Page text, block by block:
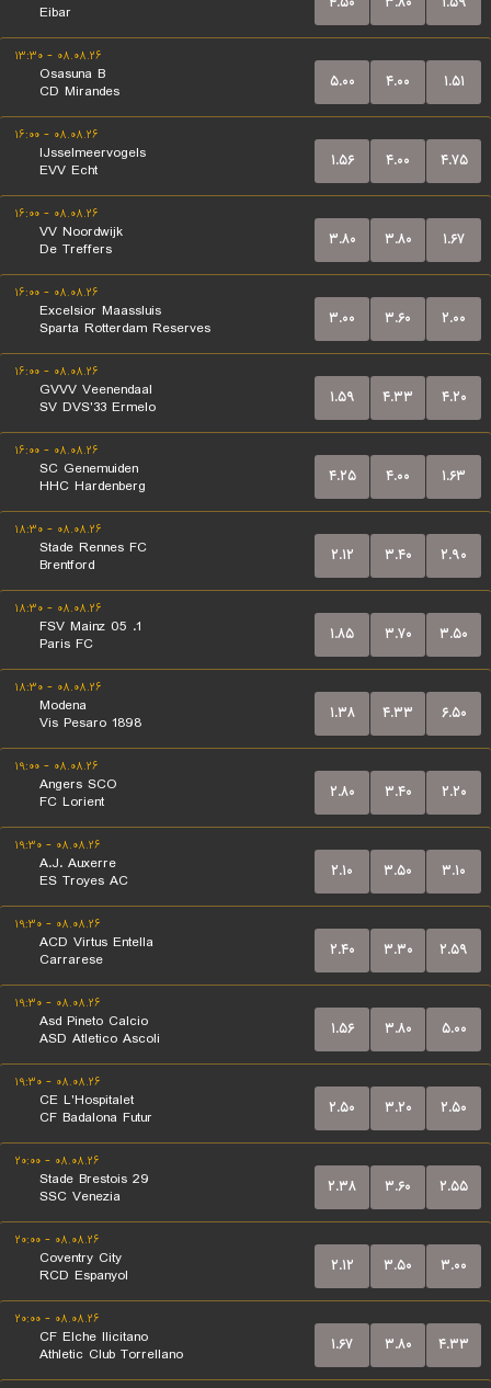
Eibar
۰۸.۰۸.۲۶ - ۱۳:۳۰
Osasuna B
CD Mirandes
۵.۰۰ ۴.۰۰ ۱.۵۱
۰۸.۰۸.۲۶ - ۱۶:۰۰
IJsselmeervogels
EVV Echt
۱.۵۶ ۴.۰۰ ۴.۷۵
۰۸.۰۸.۲۶ - ۱۶:۰۰
VV Noordwijk
De Treffers
۳.۸۰ ۳.۸۰ ۱.۶۷
۰۸.۰۸.۲۶ - ۱۶:۰۰
Excelsior Maassluis
Sparta Rotterdam Reserves
۳.۰۰ ۳.۶۰ ۲.۰۰
۰۸.۰۸.۲۶ - ۱۶:۰۰
GVVV Veenendaal
SV DVS'33 Ermelo
۱.۵۹ ۴.۳۳ ۴.۲۰
۰۸.۰۸.۲۶ - ۱۶:۰۰
SC Genemuiden
HHC Hardenberg
۴.۲۵ ۴.۰۰ ۱.۶۳
۰۸.۰۸.۲۶ - ۱۸:۳۰
Stade Rennes FC
Brentford
۲.۱۲ ۳.۴۰ ۲.۹۰
۰۸.۰۸.۲۶ - ۱۸:۳۰
1. FSV Mainz 05
Paris FC
۱.۸۵ ۳.۷۰ ۳.۵۰
۰۸.۰۸.۲۶ - ۱۸:۳۰
Modena
Vis Pesaro 1898
۱.۳۸ ۴.۳۳ ۶.۵۰
۰۸.۰۸.۲۶ - ۱۹:۰۰
Angers SCO
FC Lorient
۲.۸۰ ۳.۴۰ ۲.۲۰
۰۸.۰۸.۲۶ - ۱۹:۳۰
A.J. Auxerre
ES Troyes AC
۲.۱۰ ۳.۵۰ ۳.۱۰
۰۸.۰۸.۲۶ - ۱۹:۳۰
ACD Virtus Entella
Carrarese
۲.۴۰ ۳.۳۰ ۲.۵۹
۰۸.۰۸.۲۶ - ۱۹:۳۰
Asd Pineto Calcio
ASD Atletico Ascoli
۱.۵۶ ۳.۸۰ ۵.۰۰
۰۸.۰۸.۲۶ - ۱۹:۳۰
CE L'Hospitalet
CF Badalona Futur
۲.۵۰ ۳.۲۰ ۲.۵۰
۰۸.۰۸.۲۶ - ۲۰:۰۰
Stade Brestois 29
SSC Venezia
۲.۳۸ ۳.۶۰ ۲.۵۵
۰۸.۰۸.۲۶ - ۲۰:۰۰
Coventry City
RCD Espanyol
۲.۱۲ ۳.۵۰ ۳.۰۰
۰۸.۰۸.۲۶ - ۲۰:۰۰
CF Elche Ilicitano
Athletic Club Torrellano
۱.۶۷ ۳.۸۰ ۴.۳۳